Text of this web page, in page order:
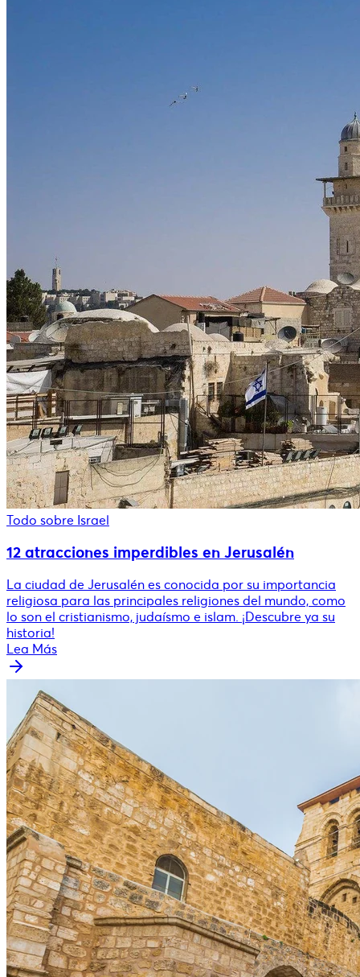
Todo sobre Israel
12 atracciones imperdibles en Jerusalén
La ciudad de Jerusalén es conocida por su importancia
religiosa para las principales religiones del mundo, como
lo son el cristianismo, judaísmo e islam. ¡Descubre ya su
historia!
Lea Más